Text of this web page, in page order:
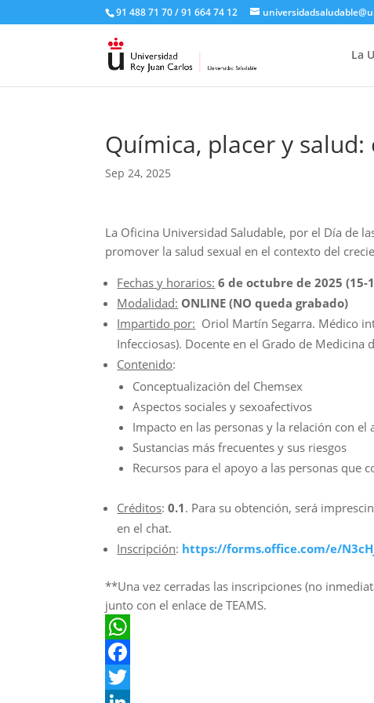
91 488 71 70 / 91 664 74 12
La
Química, placer y
Sep 24, 2025
La Oficina Universidad Saludable, por el Día de
promover la salud sexual en el contexto del
Fechas y horarios: 6 de octubre de 2025 (15-
Modalidad: ONLINE (NO queda grabado)
Impartido por: Oriol Martín Segarra. Médico
Infecciosas). Docente en el Grado de Medicina
Contenido:
Conceptualización del Chemsex
Aspectos sociales y sexoafectivos
Impacto en las personas y la relación con el
Sustancias más frecuentes y sus riesgos
Recursos para el apoyo a las personas que
Créditos: 0.1. Para su obtención, será
en el chat.
Inscripción: https://forms.office.com/e/
**Una vez cerradas las inscripciones (no
junto con el enlace de TEAMS.
W
h
F